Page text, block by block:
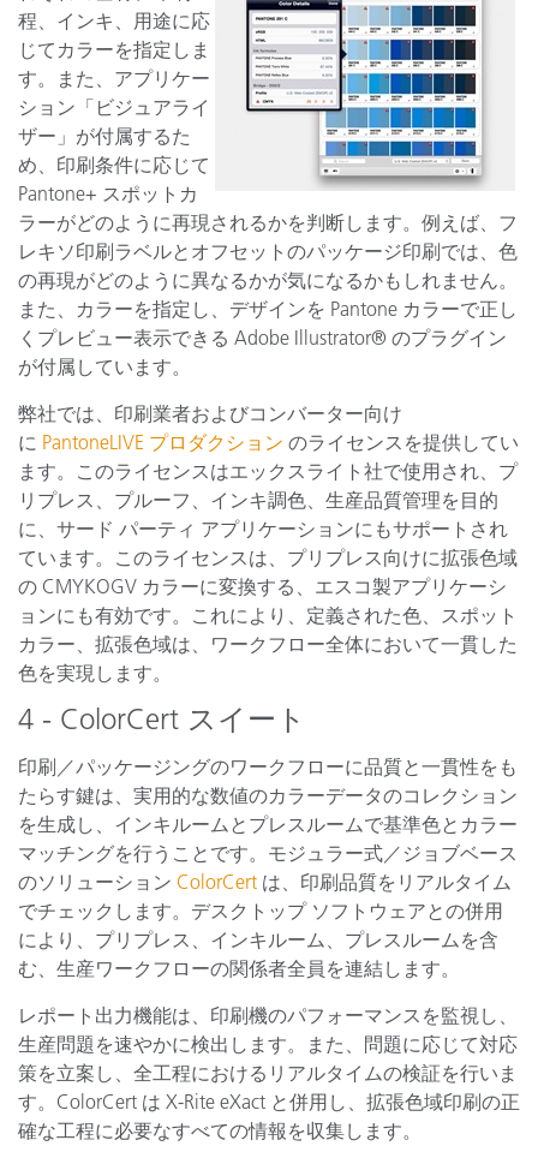
程、インキ、用途に応
じてカラーを指定しま
す。また、アプリケー
ション「ビジュアライ
ザー」が付属するた
め、印刷条件に応じて
Pantone+ スポットカ
ラーがどのように再現されるかを判断します。例えば、フ
レキソ印刷ラベルとオフセットのパッケージ印刷では、色
の再現がどのように異なるかが気になるかもしれません。
また、カラーを指定し、デザインを Pantone カラーで正し
くプレビュー表示できる Adobe Illustrator® のプラグイン
が付属しています。
弊社では、印刷業者およびコンバーター向け
に PantoneLIVE プロダクション のライセンスを提供してい
ます。このライセンスはエックスライト社で使用され、プ
リプレス、プルーフ、インキ調色、生産品質管理を目的
に、サード パーティ アプリケーションにもサポートされ
ています。このライセンスは、プリプレス向けに拡張色域
の CMYKOGV カラーに変換する、エスコ製アプリケーシ
ョンにも有効です。これにより、定義された色、スポット
カラー、拡張色域は、ワークフロー全体において一貫した
色を実現します。
4 - ColorCert スイート
印刷／パッケージングのワークフローに品質と一貫性をも
たらす鍵は、実用的な数値のカラーデータのコレクション
を生成し、インキルームとプレスルームで基準色とカラー
マッチングを行うことです。モジュラー式／ジョブベース
のソリューション ColorCert は、印刷品質をリアルタイム
でチェックします。デスクトップ ソフトウェアとの併用
により、プリプレス、インキルーム、プレスルームを含
む、生産ワークフローの関係者全員を連結します。
レポート出力機能は、印刷機のパフォーマンスを監視し、
生産問題を速やかに検出します。また、問題に応じて対応
策を立案し、全工程におけるリアルタイムの検証を行いま
す。ColorCert は X-Rite eXact と併用し、拡張色域印刷の正
確な工程に必要なすべての情報を収集します。